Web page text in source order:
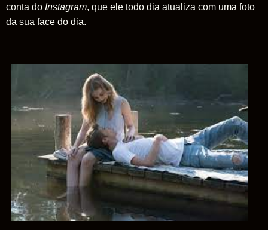
conta do Instagram, que ele todo dia atualiza com uma foto
da sua face do dia.